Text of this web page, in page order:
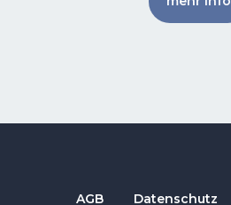
AGB Datenschutz